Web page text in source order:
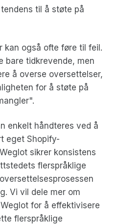
til å støte på
kan også ofte føre til feil.
bare tidkrevende, men
å overse oversettelser,
for å støte på
enkelt håndteres ved å
eget Shopify-
sikrer konsistens
flerspråklige
Vi vil dele mer om
for å effektivisere
flerspråklige